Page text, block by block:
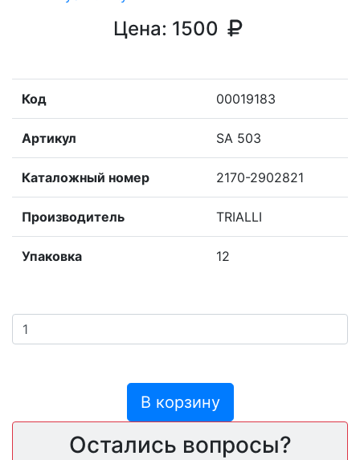
Цена: 1500
Код 00019183
Артикул SA 503
Каталожный номер 2170-2902821
Производитель TRIALLI
Упаковка 12
В корзину
Остались вопросы?